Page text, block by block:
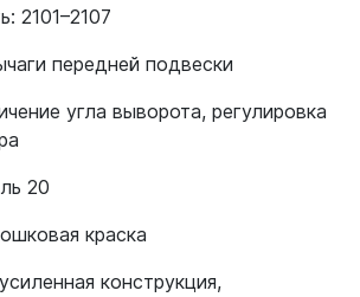
2101–2107
передней подвески
угла выворота, регулировка
20
краска
конструкция,